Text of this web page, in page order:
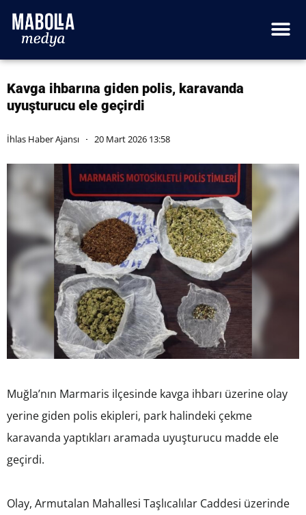
Kavga ihbarına giden polis, karavanda
uyuşturucu ele geçirdi
İhlas Haber Ajansı 20 Mart 2026 13:58
Muğla’nın Marmaris ilçesinde kavga ihbarı üzerine olay
yerine giden polis ekipleri, park halindeki çekme
karavanda yaptıkları aramada uyuşturucu madde ele
geçirdi.
Olay, Armutalan Mahallesi Taşlıcalılar Caddesi üzerinde